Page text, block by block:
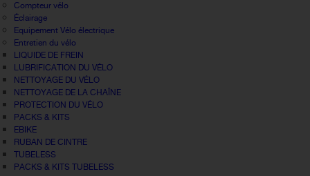
Compteur vélo
Éclairage
Equipement Vélo électrique
Entretien du vélo
LIQUIDE DE FREIN
LUBRIFICATION DU VÉLO
NETTOYAGE DU VÉLO
NETTOYAGE DE LA CHAÎNE
PROTECTION DU VÉLO
PACKS & KITS
EBIKE
RUBAN DE CINTRE
TUBELESS
PACKS & KITS TUBELESS